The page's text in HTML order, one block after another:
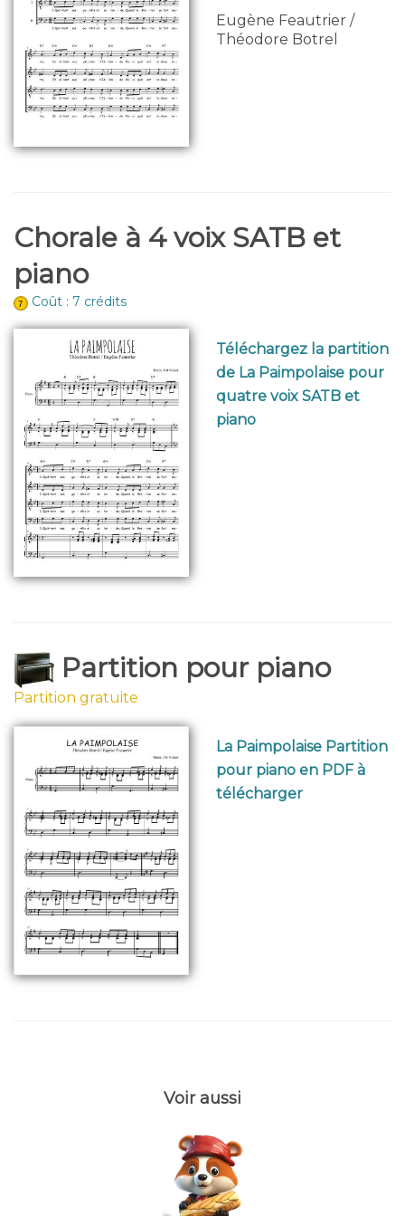
Eugène Feautrier /
Théodore Botrel
Chorale à 4 voix SATB et
piano
Coût : 7 crédits
Téléchargez la partition
de La Paimpolaise pour
quatre voix SATB et
piano
Partition pour piano
Partition gratuite
La Paimpolaise Partition
pour piano en PDF à
télécharger
Voir aussi